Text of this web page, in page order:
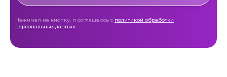
Нажимая на кнопку, я соглашаюсь с политикой обработки
персональных данных